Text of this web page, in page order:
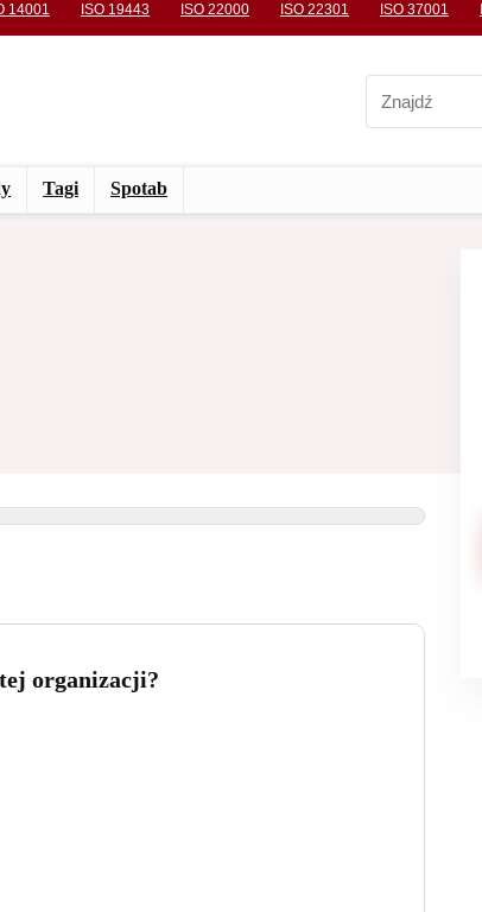
14001 ISO 19443 ISO 22000 ISO 22301 ISO 37001
Tagi Spotab
organizacji?